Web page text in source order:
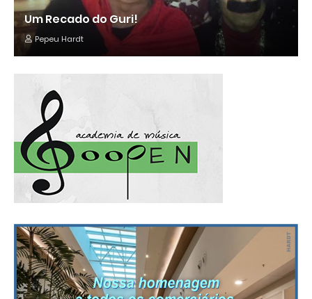
Um Recado do Guri!
Pepeu Hardt